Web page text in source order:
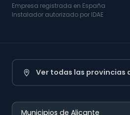
Empresa registrada en España
Instalador autorizado por IDAE
Ver todas las provincias